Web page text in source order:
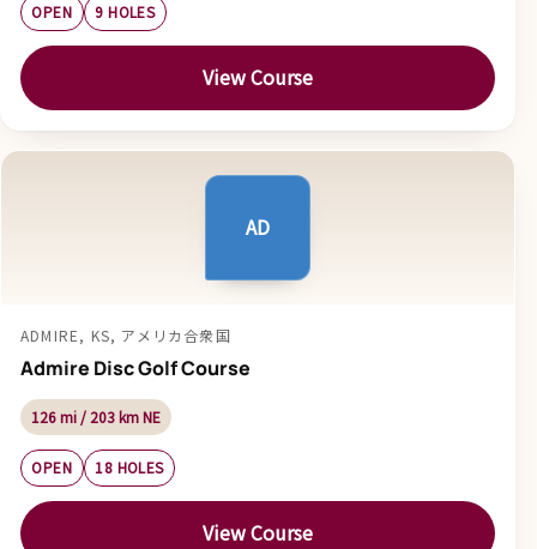
OPEN 9 HOLES
View Course
AD
ADMIRE, KS, アメリカ合衆国
Admire Disc Golf Course
126 mi / 203 km NE
OPEN 18 HOLES
View Course